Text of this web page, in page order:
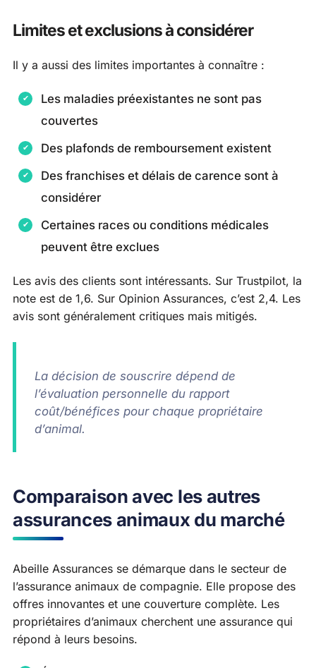
Limites et exclusions à considérer
Il y a aussi des limites importantes à connaître :
Les maladies préexistantes ne sont pas
couvertes
Des plafonds de remboursement existent
Des franchises et délais de carence sont à
considérer
Certaines races ou conditions médicales
peuvent être exclues
Les avis des clients sont intéressants. Sur Trustpilot, la
note est de 1,6. Sur Opinion Assurances, c’est 2,4. Les
avis sont généralement critiques mais mitigés.
La décision de souscrire dépend de
l’évaluation personnelle du rapport
coût/bénéfices pour chaque propriétaire
d’animal.
Comparaison avec les autres
assurances animaux du marché
Abeille Assurances se démarque dans le secteur de
l’assurance animaux de compagnie. Elle propose des
offres innovantes et une couverture complète. Les
propriétaires d’animaux cherchent une assurance qui
répond à leurs besoins.